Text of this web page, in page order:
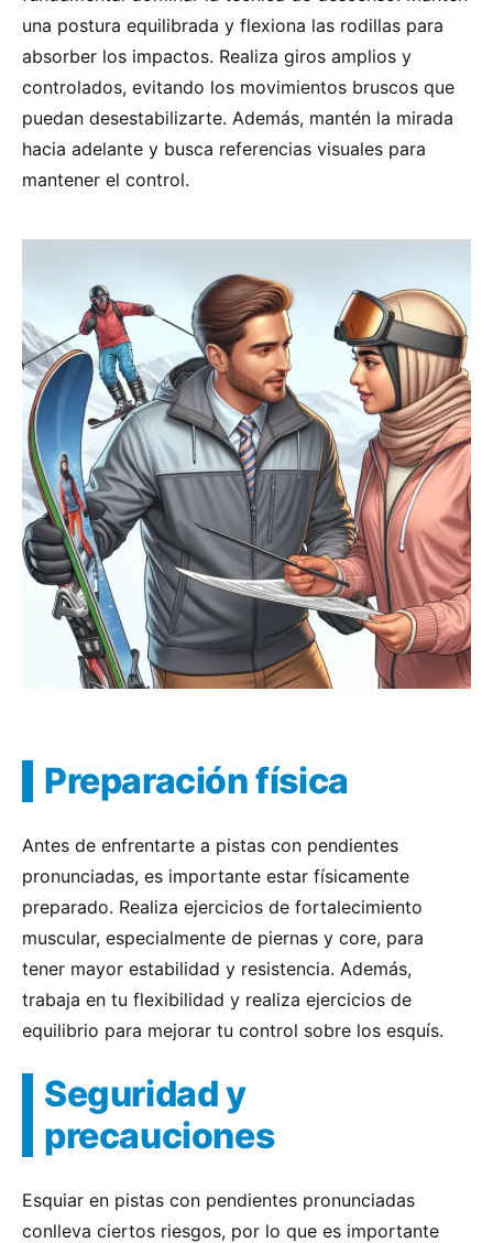
una postura equilibrada y flexiona las rodillas para
absorber los impactos. Realiza giros amplios y
controlados, evitando los movimientos bruscos que
puedan desestabilizarte. Además, mantén la mirada
hacia adelante y busca referencias visuales para
mantener el control.
Preparación física
Antes de enfrentarte a pistas con pendientes
pronunciadas, es importante estar físicamente
preparado. Realiza ejercicios de fortalecimiento
muscular, especialmente de piernas y core, para
tener mayor estabilidad y resistencia. Además,
trabaja en tu flexibilidad y realiza ejercicios de
equilibrio para mejorar tu control sobre los esquís.
Seguridad y
precauciones
Esquiar en pistas con pendientes pronunciadas
conlleva ciertos riesgos, por lo que es importante